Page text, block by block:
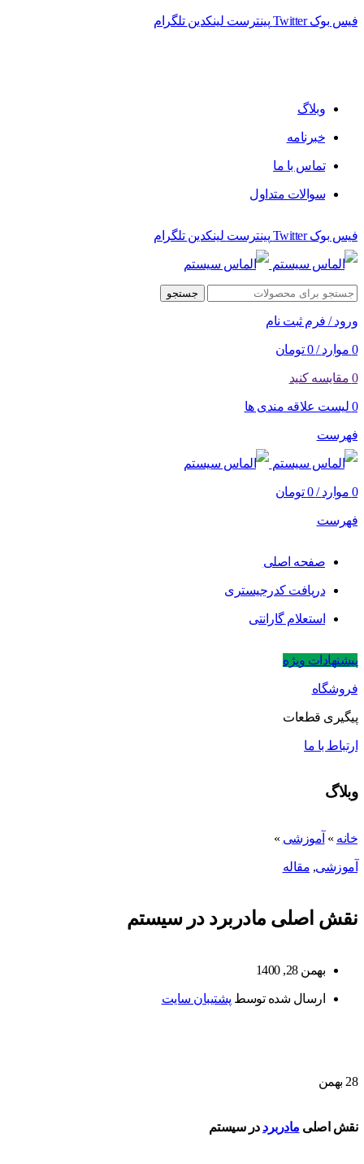
فیس بوک Twitter پینترست لینکدین تلگرام
وبلاگ
خبرنامه
تماس با ما
سوالات متداول
فیس بوک Twitter پینترست لینکدین تلگرام
جستجو
ورود / فرم ثبت نام
0 موارد /
0 تومان
0 مقایسه کنید
0 لیست علاقه مندی ها
فهرست
0 موارد /
0 تومان
فهرست
صفحه اصلی
دریافت کدرجیستری
استعلام گارانتی
پیشنهادات ویژه
فروشگاه
پیگیری قطعات
ارتباط با ما
وبلاگ
خانه » آموزشی »
آموزشی, مقاله
نقش اصلی مادربرد در سیستم
بهمن 28, 1400
ارسال شده توسط پشتیبان سایت
28 بهمن
نقش اصلی مادربرد در سیستم